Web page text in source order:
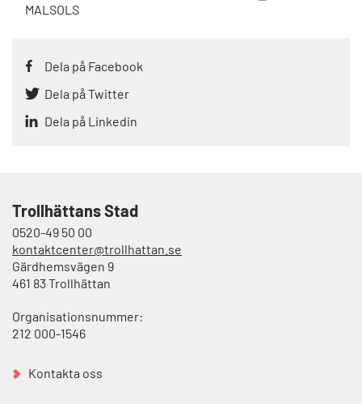
MALSOLS
Dela på Facebook
Dela på Twitter
Dela på Linkedin
Trollhättans Stad
0520-49 50 00
kontaktcenter@trollhattan.se
Gärdhemsvägen 9
461 83 Trollhättan
Organisationsnummer:
212 000-1546
Kontakta oss